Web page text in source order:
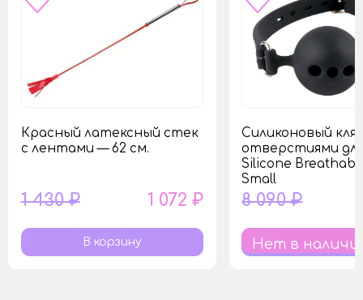
Красный латексный стек
с лентами — 62 см.
1 430 ₽ 1 072 ₽
Силиконовый
отверстиями
Silicone
Small
8 090 ₽
Нет в